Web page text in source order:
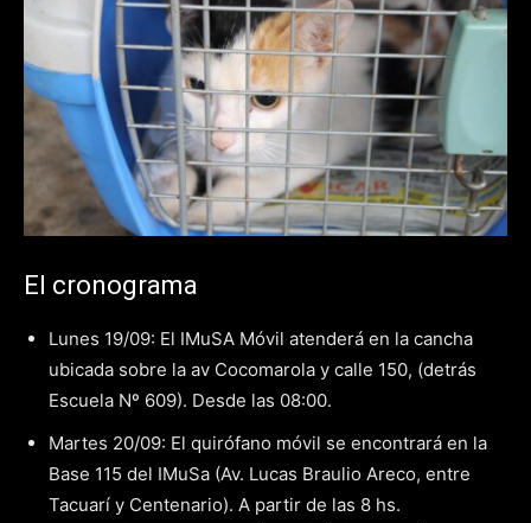
El cronograma
Lunes 19/09: El IMuSA Móvil atenderá en la cancha
ubicada sobre la av Cocomarola y calle 150, (detrás
Escuela Nº 609). Desde las 08:00.
Martes 20/09: El quirófano móvil se encontrará en la
Base 115 del IMuSa (Av. Lucas Braulio Areco, entre
Tacuarí y Centenario). A partir de las 8 hs.